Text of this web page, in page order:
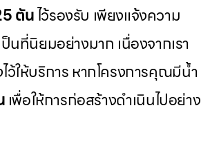
ตันไว้รองรับ เพียงแจ้งความ
ป็นที่นิยมอย่างมาก เนื่องจากเรา
ว้ให้บริการ หากโครงการคุณมีน้ำ
เพื่อให้การก่อสร้างดำเนินไปอย่าง